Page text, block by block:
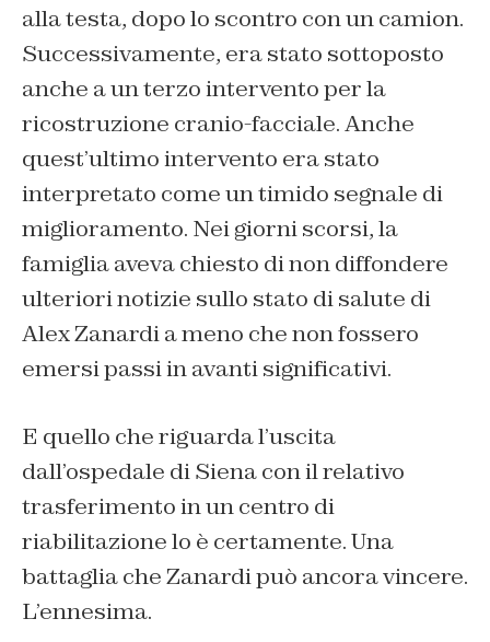
alla testa, dopo lo scontro con un camion.
Successivamente, era stato sottoposto
anche a un terzo intervento per la
ricostruzione cranio-facciale. Anche
quest’ultimo intervento era stato
interpretato come un timido segnale di
miglioramento. Nei giorni scorsi, la
famiglia aveva chiesto di non diffondere
ulteriori notizie sullo stato di salute di
Alex Zanardi a meno che non fossero
emersi passi in avanti significativi.
E quello che riguarda l’uscita
dall’ospedale di Siena con il relativo
trasferimento in un centro di
riabilitazione lo è certamente. Una
battaglia che Zanardi può ancora vincere.
L’ennesima.